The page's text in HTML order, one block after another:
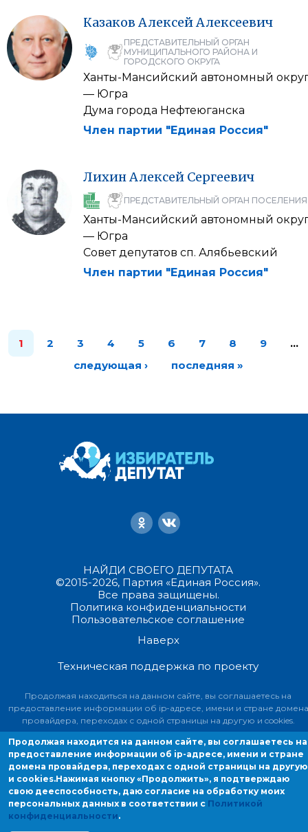
Казаков АлексейАлексеевич
ПРЕДСТАВИТЕЛЬНЫЙ ОРГАН
МУНИЦИПАЛЬНОГО РАЙОНА И
ГОРОДСКОГО ОКРУГА
Ханты-Мансийский автономный
— Югра
Дума города Нефтеюганска
Член партии "Единая Россия"
ЛихинАлексей Сергеевич
ПРЕДСТАВИТЕЛЬНЫЙ ОРГАН ПОСЕЛЕНИЯ
Ханты-Мансийский автономный
— Югра
Совет депутатов сп. Алябьевский
Член партии "Единая Россия"
1 2 3 4 5 6 7 8 9
…
следующая ›
последняя »
НАЙДИ СВОЕГО ДЕПУТАТА
©2015-2026, Партия «Единая Россия».
Все права защищены.
Политика конфиденциальности
Пользовательское соглашение
Наверх
Техническая поддержка по проекту
Продолжая находиться на данном сайте, вы соглашаетесь на
предоставление информации об ip-адресе, имени и стране домена
провайдера, переходах с одной страницы на другую и cookies.
Продолжая находится на данном сайте, вы соглашаетесь на
предоставление информации об ip-адресе, имени и стране
домена провайдера, переходах с одной страницы на другую
и cookies.Нажимая кнопку «Продолжить», я подтверждаю
свою дееспособность, даю согласие на обработку моих
персональных данных в соответствии с Политикой
конфиденциальности.